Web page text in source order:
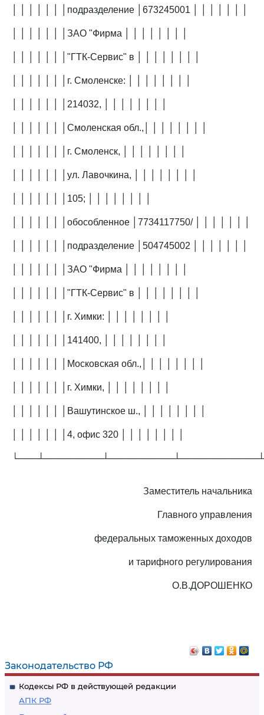
Законодательство РФ
Кодексы РФ в действующей редакции
АПК РФ
│ │ │ │ │ │ │подразделение │673245001 │ │ │ │ │ │ │
│ │ │ │ │ │ │ЗАО "Фирма │ │ │ │ │ │ │ │
│ │ │ │ │ │ │"ГТК-Сервис" в │ │ │ │ │ │ │ │
│ │ │ │ │ │ │г. Смоленске: │ │ │ │ │ │ │ │
│ │ │ │ │ │ │214032, │ │ │ │ │ │ │ │
│ │ │ │ │ │ │Смоленская обл.,│ │ │ │ │ │ │ │
│ │ │ │ │ │ │г. Смоленск, │ │ │ │ │ │ │ │
│ │ │ │ │ │ │ул. Лавочкина, │ │ │ │ │ │ │ │
│ │ │ │ │ │ │105; │ │ │ │ │ │ │ │
│ │ │ │ │ │ │обособленное │7734117750/ │ │ │ │ │ │ │
│ │ │ │ │ │ │подразделение │504745002 │ │ │ │ │ │ │
│ │ │ │ │ │ │ЗАО "Фирма │ │ │ │ │ │ │ │
│ │ │ │ │ │ │"ГТК-Сервис" в │ │ │ │ │ │ │ │
│ │ │ │ │ │ │г. Химки: │ │ │ │ │ │ │ │
│ │ │ │ │ │ │141400, │ │ │ │ │ │ │ │
│ │ │ │ │ │ │Московская обл.,│ │ │ │ │ │ │ │
│ │ │ │ │ │ │г. Химки, │ │ │ │ │ │ │ │
│ │ │ │ │ │ │Вашутинское ш., │ │ │ │ │ │ │ │
│ │ │ │ │ │ │4, офис 320 │ │ │ │ │ │ │ │
Заместитель начальника
Главного управления
федеральных таможенных доходов
и тарифного регулирования
О.В.ДОРОШЕНКО